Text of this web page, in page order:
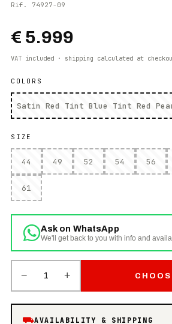
Rif. 74927-09
€ 5.999
VAT included · shipping calculated at
COLORS
Satin Red Tint Blue Tint Red
SIZE
44 49 52 54 56
61
Ask on WhatsApp
We'll get back to you with info and
− 1 +
⛟AVAILABILITY & SHIPPING